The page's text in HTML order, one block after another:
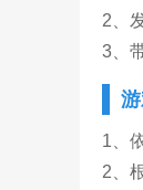
2、
3、
1、
2、